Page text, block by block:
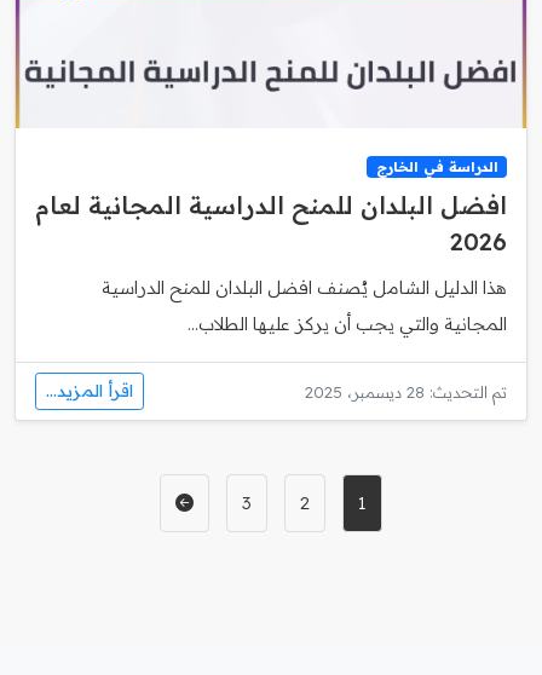
الدراسة في الخارج
افضل البلدان للمنح الدراسية المجانية لعام
2026
هذا الدليل الشامل يُصنف افضل البلدان للمنح الدراسية
المجانية والتي يجب أن يركز عليها الطلاب...
تم التحديث: 28 ديسمبر، 2025 اقرأ المزيد...
1
2
3